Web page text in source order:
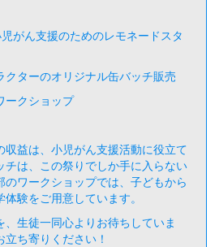
がん支援のためのレモネードスタ
ターのオリジナル缶バッチ販売
クショップ
益は、小児がん支援活動に役立て
チは、この祭りでしか手に入らない
ワークショップでは、子どもから
験をご用意しています。
生徒一同心よりお待ちしていま
ち寄りください！